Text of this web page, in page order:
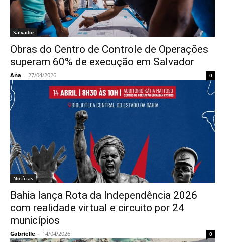
Salvador
Obras do Centro de Controle de Operações
superam 60% de execução em Salvador
Ana - 27/04/2026 0
Notícias
Bahia lança Rota da Independência 2026
com realidade virtual e circuito por 24
municípios
Gabrielle - 14/04/2026 0